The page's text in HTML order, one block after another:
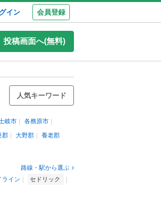
イン 会員登録
投稿画面へ(無料)
人気キーワード
岐市
各務原市
郡 大野郡 養老郡
路線・駅から選ぶ
ライン
セドリック